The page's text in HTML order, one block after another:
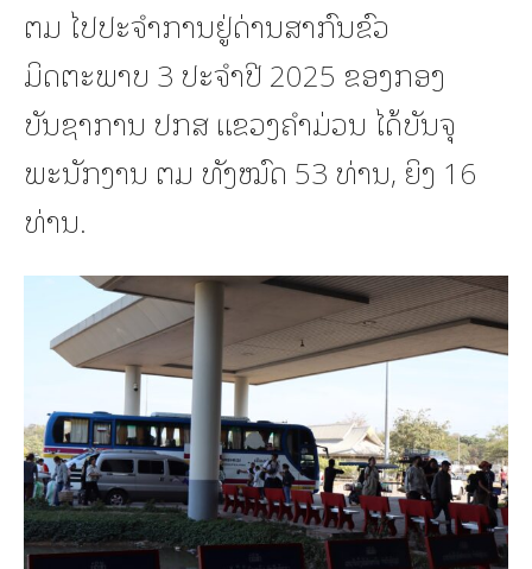
ຕມ ໄປປະຈໍາການຢູ່ດ່ານສາກົນຂົວ
ມິດຕະພາບ 3 ປະຈໍາປີ 2025 ຂອງກອງ
ບັນຊາການ ປກສ ແຂວງຄໍາມ່ວນ ໄດ້ບັນຈຸ
ພະນັກງານ ຕມ ທັງໝົດ 53 ທ່ານ, ຍິງ 16
ທ່ານ.